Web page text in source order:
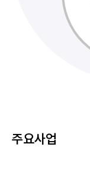
주요사업